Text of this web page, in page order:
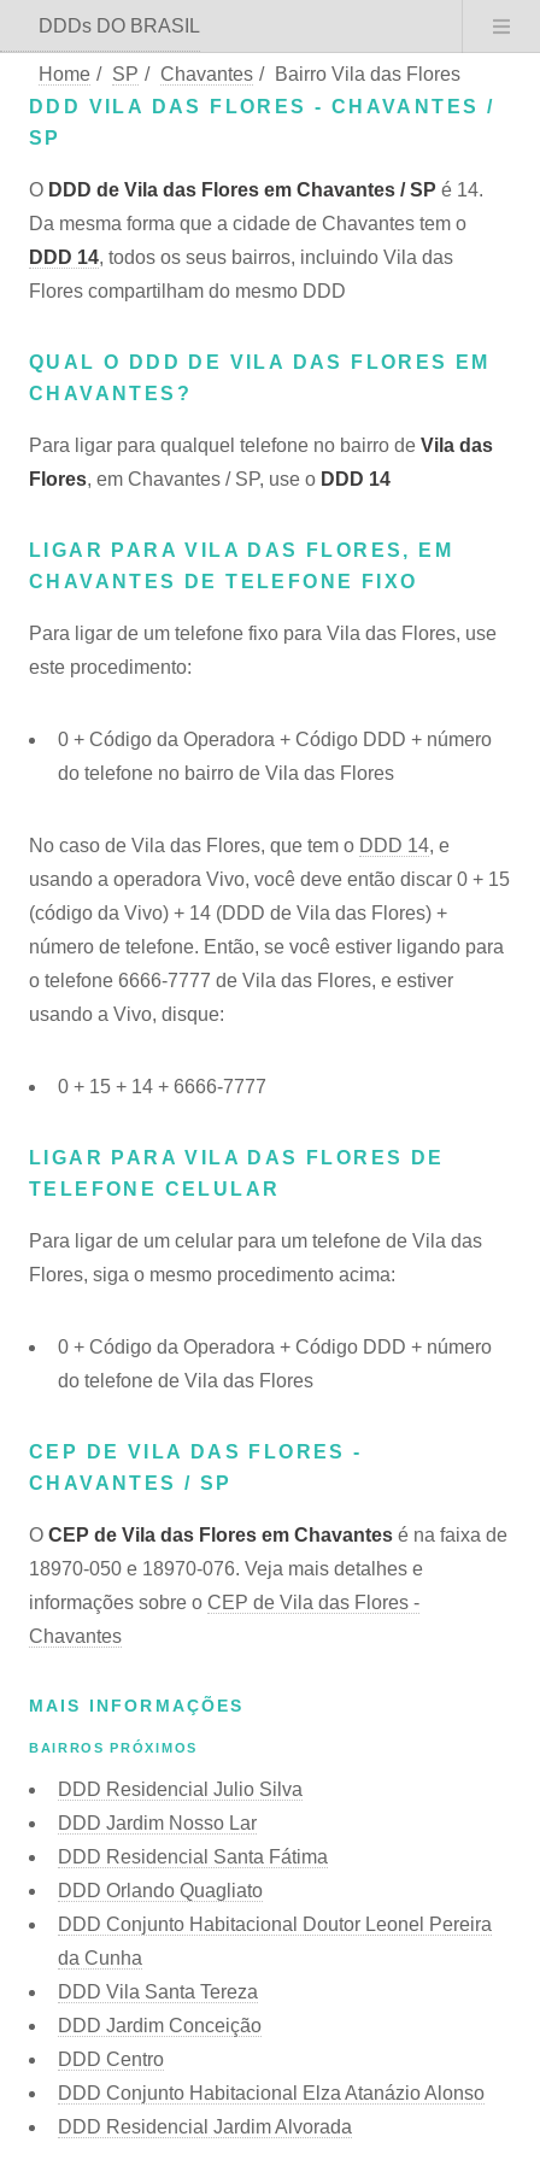
DDDs DO BRASIL
Home / SP / Chavantes /
Bairro Vila das Flores
DDD VILA DAS FLORES - CHAVANTES /
SP
O DDD de Vila das Flores em Chavantes / SP é 14.
Da mesma forma que a cidade de Chavantes tem o
DDD 14, todos os seus bairros, incluindo Vila das
Flores compartilham do mesmo DDD
QUAL O DDD DE VILA DAS FLORES EM
CHAVANTES?
Para ligar para qualquel telefone no bairro de Vila das
Flores, em Chavantes / SP, use o DDD 14
LIGAR PARA VILA DAS FLORES, EM
CHAVANTES DE TELEFONE FIXO
Para ligar de um telefone fixo para Vila das Flores, use
este procedimento:
0 + Código da Operadora + Código DDD + número
do telefone no bairro de Vila das Flores
No caso de Vila das Flores, que tem o DDD 14, e
usando a operadora Vivo, você deve então discar 0 + 15
(código da Vivo) + 14 (DDD de Vila das Flores) +
número de telefone. Então, se você estiver ligando para
o telefone 6666-7777 de Vila das Flores, e estiver
usando a Vivo, disque:
0 + 15 + 14 + 6666-7777
LIGAR PARA VILA DAS FLORES DE
TELEFONE CELULAR
Para ligar de um celular para um telefone de Vila das
Flores, siga o mesmo procedimento acima:
0 + Código da Operadora + Código DDD + número
do telefone de Vila das Flores
CEP DE VILA DAS FLORES -
CHAVANTES / SP
O CEP de Vila das Flores em Chavantes é na faixa de
18970-050 e 18970-076. Veja mais detalhes e
informações sobre o CEP de Vila das Flores -
Chavantes
MAIS INFORMAÇÕES
BAIRROS PRÓXIMOS
DDD Residencial Julio Silva
DDD Jardim Nosso Lar
DDD Residencial Santa Fátima
DDD Orlando Quagliato
DDD Conjunto Habitacional Doutor Leonel Pereira
da Cunha
DDD Vila Santa Tereza
DDD Jardim Conceição
DDD Centro
DDD Conjunto Habitacional Elza Atanázio Alonso
DDD Residencial Jardim Alvorada